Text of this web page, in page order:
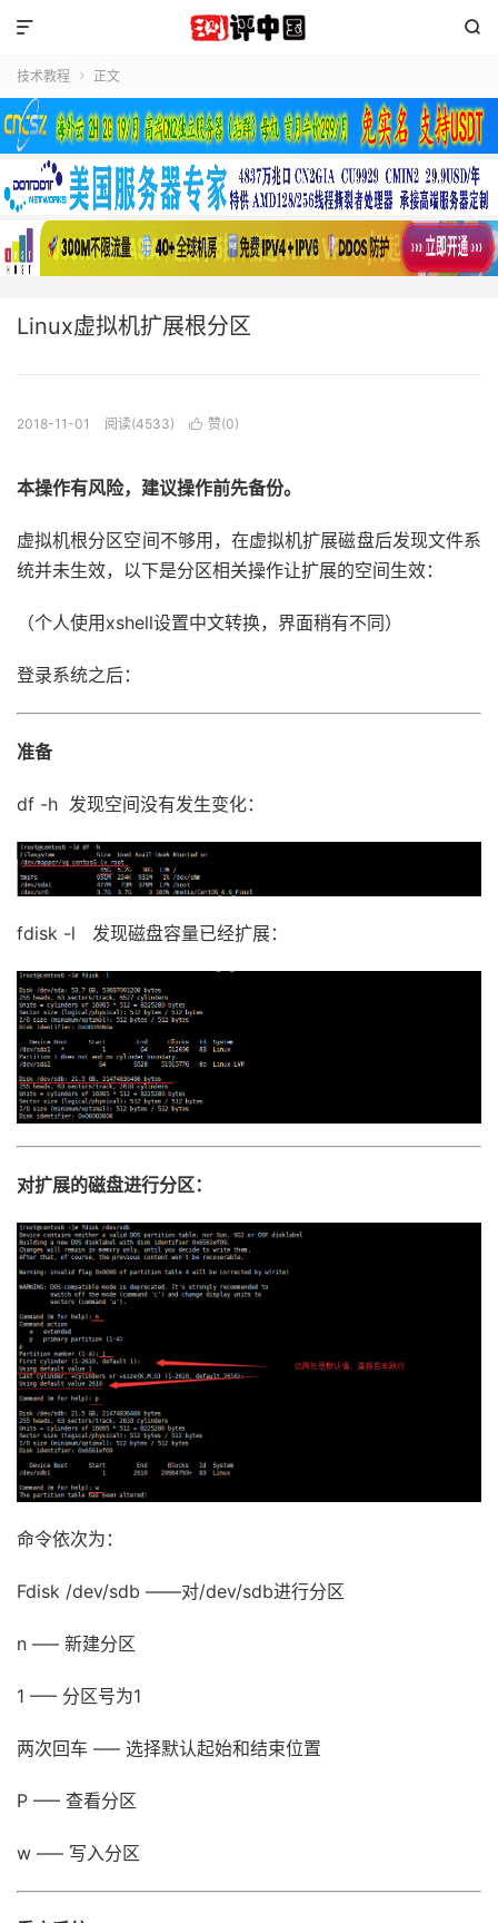


技术教程  正文
Linux虚拟机扩展根分区
2018-11-01 阅读(4533)  赞(0)
本操作有风险，建议操作前先备份。
虚拟机根分区空间不够用，在虚拟机扩展磁盘后发现文件系
统并未生效，以下是分区相关操作让扩展的空间生效：
（个人使用xshell设置中文转换，界面稍有不同）
登录系统之后：
准备
df -h 发现空间没有发生变化：
fdisk -l 发现磁盘容量已经扩展：
对扩展的磁盘进行分区：
命令依次为：
Fdisk /dev/sdb ——对/dev/sdb进行分区
n —– 新建分区
1 —– 分区号为1
两次回车 —– 选择默认起始和结束位置
P —– 查看分区
w —– 写入分区